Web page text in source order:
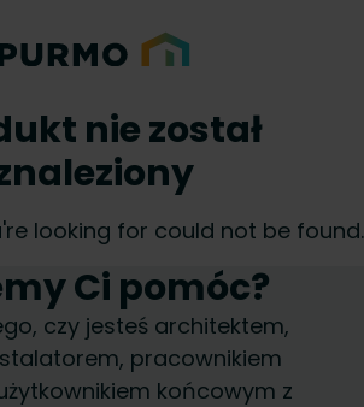
nie został
looking for could not be found.
Ci pomóc?
czy jesteś architektem,
pracownikiem
końcowym z